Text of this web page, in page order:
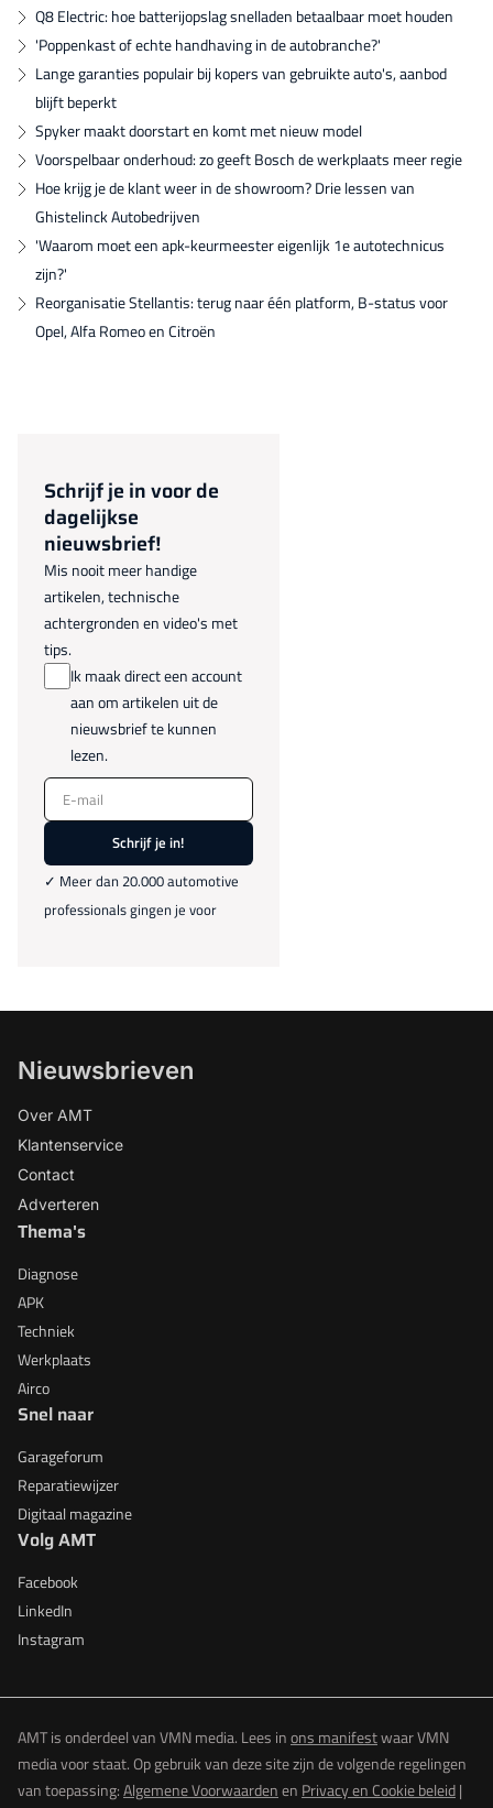
Q8 Electric: hoe batterijopslag snelladen betaalbaar moet houden
'Poppenkast of echte handhaving in de autobranche?'
Lange garanties populair bij kopers van gebruikte auto's, aanbod
blijft beperkt
Spyker maakt doorstart en komt met nieuw model
Voorspelbaar onderhoud: zo geeft Bosch de werkplaats meer regie
Hoe krijg je de klant weer in de showroom? Drie lessen van
Ghistelinck Autobedrijven
'Waarom moet een apk-keurmeester eigenlijk 1e autotechnicus
zijn?'
Reorganisatie Stellantis: terug naar één platform, B-status voor
Opel, Alfa Romeo en Citroën
Schrijf je in voor de
dagelijkse
nieuwsbrief!
Mis nooit meer handige
artikelen, technische
achtergronden en video's met
tips.
Ik maak direct een account
aan om artikelen uit de
nieuwsbrief te kunnen
lezen.
E-mail
Schrijf je in!
✓ Meer dan 20.000 automotive
professionals gingen je voor
Nieuwsbrieven
Over AMT
Klantenservice
Contact
Adverteren
Thema's
Diagnose
APK
Techniek
Werkplaats
Airco
Snel naar
Garageforum
Reparatiewijzer
Digitaal magazine
Volg AMT
Facebook
LinkedIn
Instagram
AMT is onderdeel van VMN media. Lees inons manifestwaar VMN
media voor staat. Op gebruik van deze site zijn de volgende regelingen
van toepassing:Algemene Voorwaardenen Privacy en Cookie beleid|